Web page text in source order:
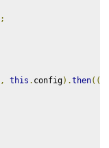
;
, this . config).then((